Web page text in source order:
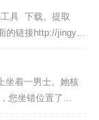
具 下载。提取
的链接http://jingya
坐着一男士。她核
您坐错位置了
楚点，这是我的